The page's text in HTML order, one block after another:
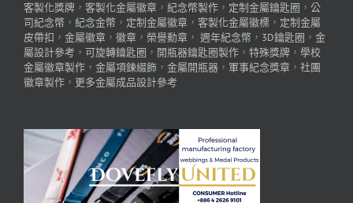
客製化獎牌 ， 客製化金屬徽章 ， 紀念幣製作 ， 定制金屬鑰匙圈 ， 公
司紀念幣 ， 紀念金幣 ， 定制金屬徽章 ， 客製化金屬徽標 ， 定制金屬
皮帶扣 ， 金屬徽章 ， 徽章 ， 榮譽勳章 ， 週年紀念幣 ， 3D鑰匙圈 ， 金
屬設計參考 ， 可旋轉鑰匙圈 ， 開瓶器鑰匙圈製作 ， 特殊獎牌 ， 學校
金屬徽章製作 ， 金屬項鍊綴飾 ， 金屬開瓶器 ， 軍事紀念獎章 ， 社團
徽章製作 ， 更多金屬成品設計參考